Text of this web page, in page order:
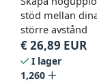
stöd mellan
större avstånd
€26,89 EUR
I lager
1,260